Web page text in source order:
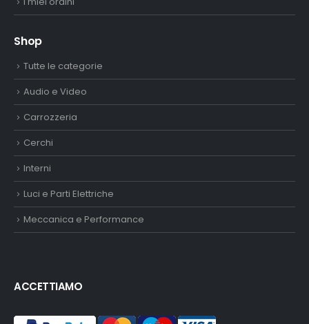
Shop
Tutte le categorie
Audio e Video
Carrozzeria
Cerchi
Interni
Luci e Parti Elettriche
Meccanica e Performance
ACCETTIAMO